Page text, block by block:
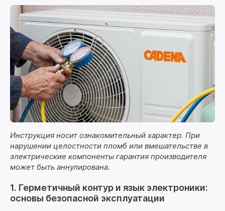
Инструкция носит ознакомительный характер. При
нарушении целостности пломб или вмешательстве в
электрические компоненты гарантия производителя
может быть аннулирована.
1. Герметичный контур и язык электроники:
основы безопасной эксплуатации